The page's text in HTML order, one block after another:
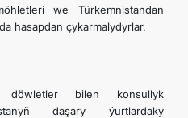
we Türkemnistandan
hasapdan çykarmalydyrlar.
döwletler bilen konsullyk
daşary ýurtlardaky